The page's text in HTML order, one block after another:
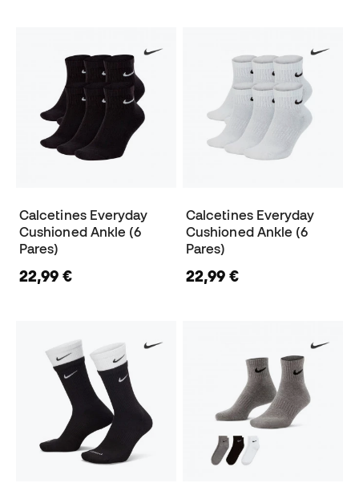
Calcetines Everyday
Cushioned Ankle (6
Pares)
22,99 €
Calcetines Everyday
Cushioned Ankle (6
Pares)
22,99 €